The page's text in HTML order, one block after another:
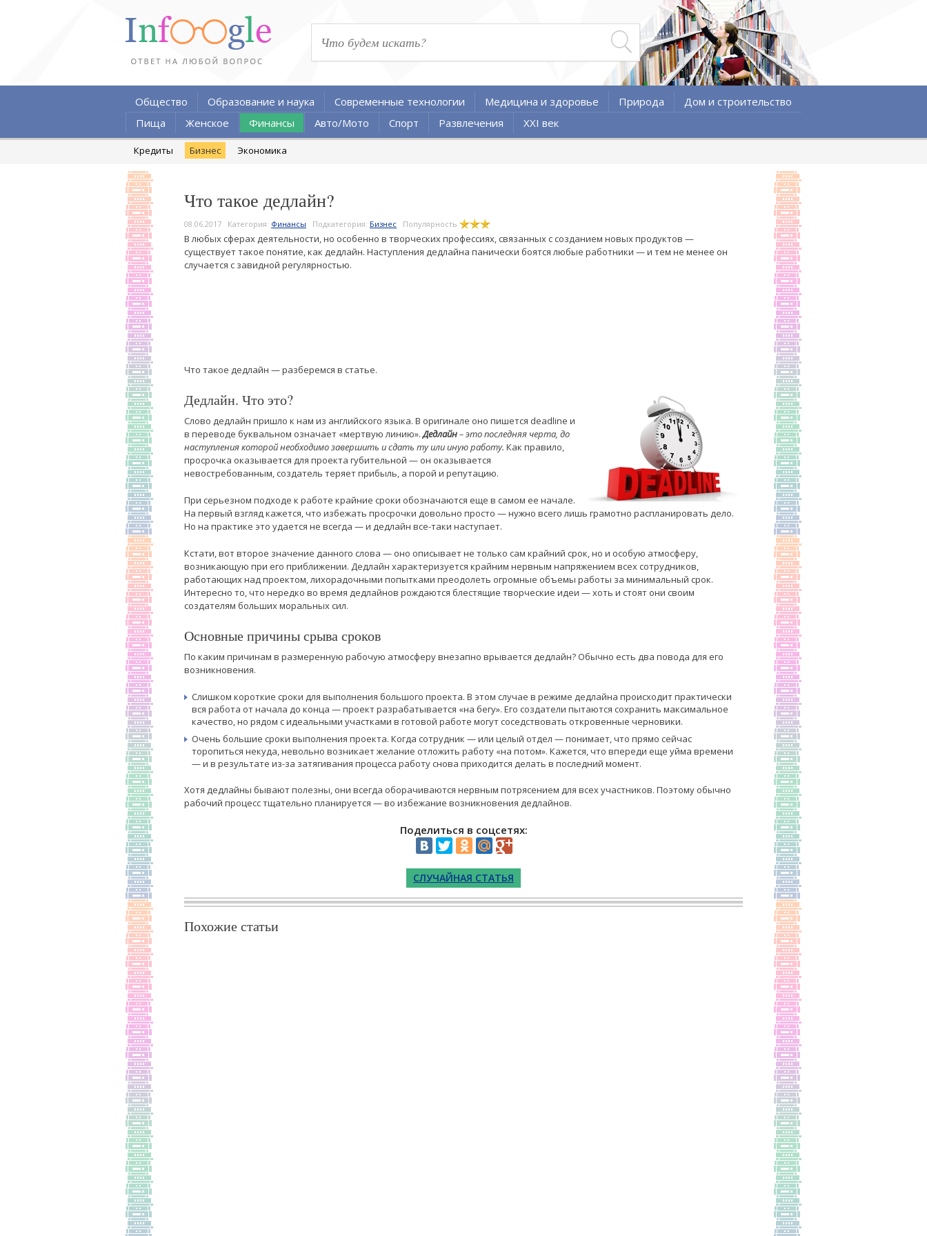
Общество Образование и наука Современные технологии Медицина и здоровье Природа
Дом и строительство
Пища
Женское Финансы Авто/Мото Спорт Развлечения XXI век
Кредиты Бизнес Экономика
Что такое дедлайн?
08.06.2017 Категория: Финансы Подкатегория: Бизнес Популярность
В любых сферах деятельности, но особенно в творческих профессиях, связанных с созданием новых продуктов —
существует такое понятие, как дедлайн. Наступления дедлайна панически боятся любые работники — и тем не менее он
случается с завидной регулярностью.
Что такое дедлайн — разберемся в статье.
Дедлайн. Что это?
Слово дедлайн пришло к нам из английского языка. В оригинале оно пишется deadline и
в переводе буквальном означает «мертвую линию».Дедлайн– это последняя черта, до
наступления которой необходимо завершить и сдать ту или иную работу. Как правило,
просрочка оказывается для проекта губительной — он оказывается
невостребованным, создатель теряет прибыль, а порой и репутацию.
При серьезном подходе к работе крайние сроки обозначаются еще в самом ее начале.
На первый взгляд кажется, что избежать просрочки довольно просто — нужно всего лишь грамотно распланировать дело.
Но на практике это удается не всегда — и дедлайн все-таки наступает.
Кстати, вот второе значение данного слова — оно описывает не только сам крайний срок, но и особую атмосферу,
возникающую при его приближении. Дедлайн характеризуется крайним нервным напряжением всех сотрудников,
работающих над проектом, лихорадочными попытками преодолеть огромные объемы работы за минимальный срок.
Интересно то, что нередко во время дедлайнов рождаются блестящие творческие идеи — хоть и стоят они своим
создателям больших моральных сил.
Основные причины срыва сроков
По каким причинам в размеренную рабочую атмосферу внезапно врывается дедлайн? Обычно есть два повода для его
возникновения.
Слишком короткие сроки для выполнения большого проекта. В этом случае в режиме дедлайна происходит практически
вся работа от начала до конца — проект разрабатывается «на бегу». Его создатели пытаются сохранить максимальное
качество, но рядом с идеальными участками в готовой работе могут соседствовать откровенные черновики.
Очень большие сроки выполнения проекта. Когда сотрудник — или целый отдел — понимает, что прямо сейчас
торопиться некуда, невольно возникает желание отложить работу «на потом». Кажется, что впереди еще уйма времени
— и в результате из-за затягивания процесса работу снова приходится делать в последний момент.
Хотя дедлайны бывают полезны, они всегда оборачиваются нервным потрясением для всех участников. Поэтому обычно
рабочий процесс тщательно планируется — во избежание возникновения дедлайнов.
Поделиться в соцсетях:
СЛУЧАЙНАЯ СТАТЬЯ
Похожие статьи